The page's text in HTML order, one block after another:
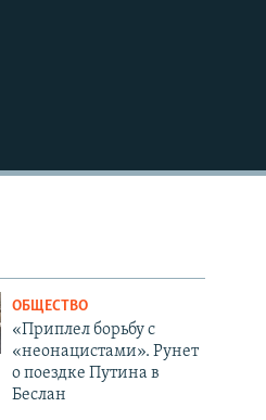
ОБЩЕСТВО
«Приплел борьбу с
«неонацистами». Рунет
о поездке Путина в
Беслан